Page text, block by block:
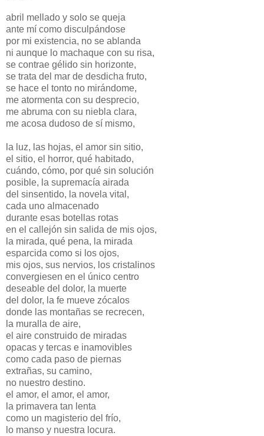
abril mellado y solo se queja
ante mí como disculpándose
por mi existencia, no se ablanda
ni aunque lo machaque con su risa,
se contrae gélido sin horizonte,
se trata del mar de desdicha fruto,
se hace el tonto no mirándome,
me atormenta con su desprecio,
me abruma con su niebla clara,
me acosa dudoso de sí mismo,
la luz, las hojas, el amor sin sitio,
el sitio, el horror, qué habitado,
cuándo, cómo, por qué sin solución
posible, la supremacía airada
del sinsentido, la novela vital,
cada uno almacenado
durante esas botellas rotas
en el callejón sin salida de mis ojos,
la mirada, qué pena, la mirada
esparcida como si los ojos,
mis ojos, sus nervios, los cristalinos
convergiesen en el único centro
deseable del dolor, la muerte
del dolor, la fe mueve zócalos
donde las montañas se recrecen,
la muralla de aire,
el aire construido de miradas
opacas y tercas e inamovibles
como cada paso de piernas
extrañas, su camino,
no nuestro destino.
el amor, el amor, el amor,
la primavera tan lenta
como un magisterio del frío,
lo manso y nuestra locura.